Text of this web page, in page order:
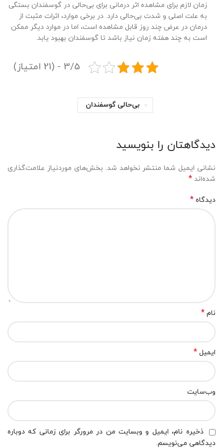
زمان لازم برای مشاهده اثر درمانی برای بی‌حالی در گوسفندان بستگی
به علت اصلی و شدت بی‌حالی دارد. در برخی موارد، اثرات مثبت از
درمان در عرض چند روز قابل مشاهده است، اما در موارد دیگر ممکن
است به چند هفته زمان نیاز باشد تا گوسفندان بهبود یابد.
3/5 - (21 امتیاز)
بی‌حالی گوسفندان
دیدگاهتان را بنویسید
نشانی ایمیل شما منتشر نخواهد شد. بخش‌های موردنیاز علامت‌گذاری
شده‌اند *
دیدگاه *
نام *
ایمیل *
وب‌سایت
ذخیره نام، ایمیل و وبسایت من در مرورگر برای زمانی که دوباره
دیدگاهی می‌نویسم.